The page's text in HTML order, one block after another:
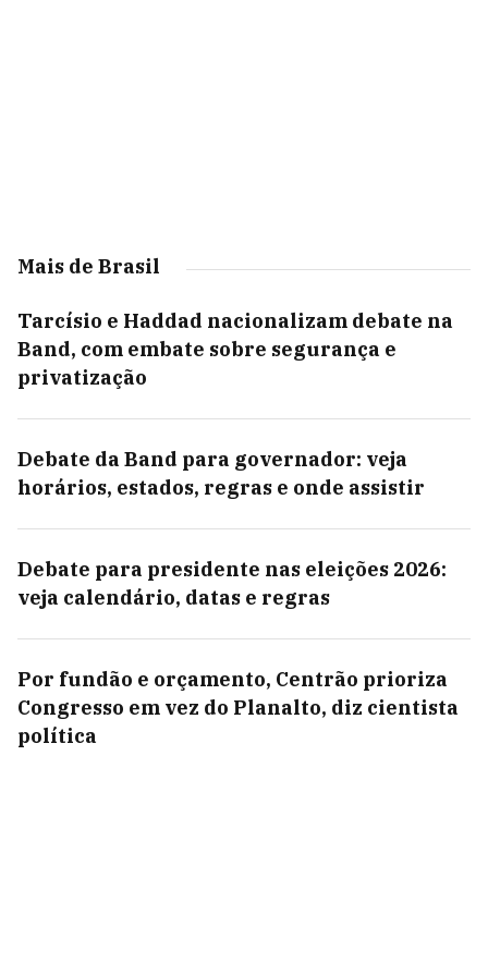
Mais de Brasil
Tarcísio e Haddad nacionalizam debate na
Band, com embate sobre segurança e
privatização
Debate da Band para governador: veja
horários, estados, regras e onde assistir
Debate para presidente nas eleições 2026:
veja calendário, datas e regras
Por fundão e orçamento, Centrão prioriza
Congresso em vez do Planalto, diz cientista
política